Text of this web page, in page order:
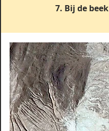
7. Bij de beek